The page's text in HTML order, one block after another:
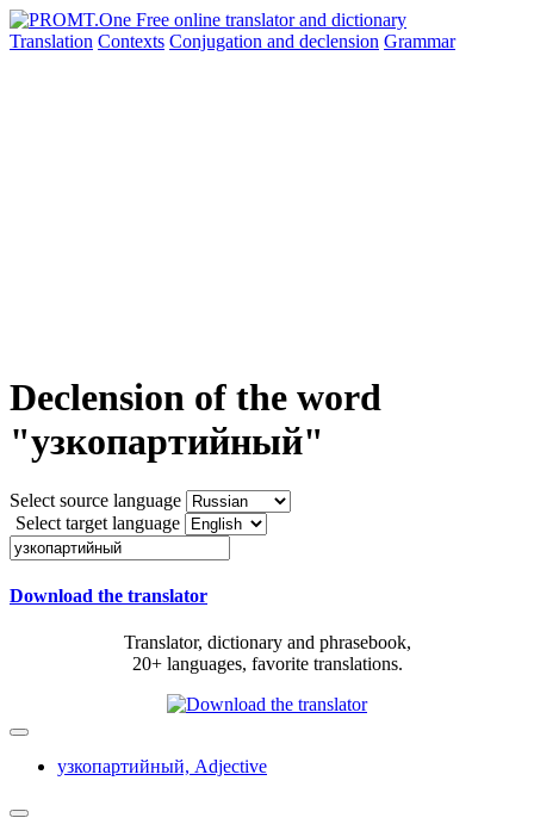
Translation Contexts Conjugation and declension Grammar
Declension of the word
"узкопартийный"
Select source language
Select target language
Download the translator
Translator, dictionary and phrasebook,
20+ languages, favorite translations.
узкопартийный, Adjective